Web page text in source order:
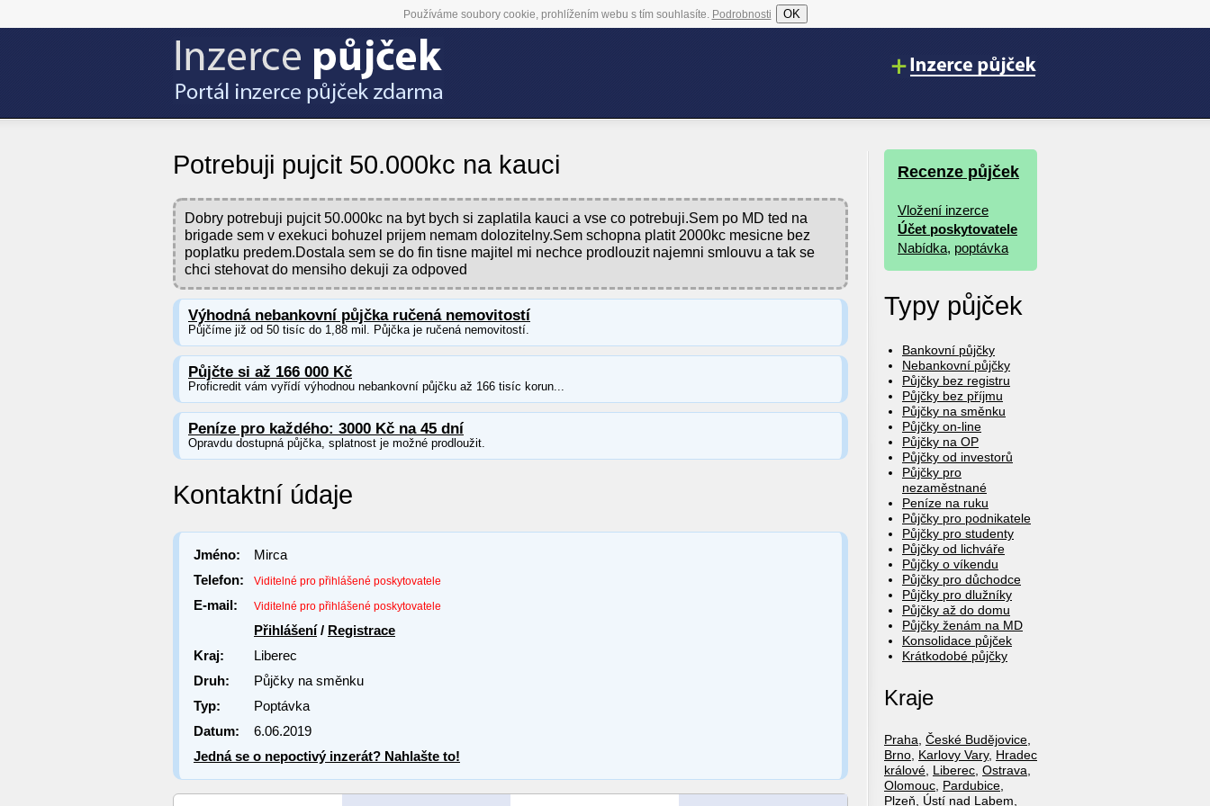
Používáme soubory cookie, prohlížením webu s tím souhlasíte. Podrobnosti OK
Potrebuji pujcit 50.000kc na kauci
Dobry potrebuji pujcit 50.000kc na byt bych si zaplatila kauci a vse co potrebuji.Sem po MD ted na
brigade sem v exekuci bohuzel prijem nemam dolozitelny.Sem schopna platit 2000kc mesicne bez
poplatku predem.Dostala sem se do fin tisne majitel mi nechce prodlouzit najemni smlouvu a tak se
chci stehovat do mensiho dekuji za odpoved
Výhodná nebankovní půjčka ručená nemovitostí
Půjčíme již od 50 tisíc do 1,88 mil. Půjčka je ručená nemovitostí.
Půjčte si až 166 000 Kč
Proficredit vám vyřídí výhodnou nebankovní půjčku až 166 tisíc korun...
Peníze pro každého: 3000 Kč na 45 dní
Opravdu dostupná půjčka, splatnost je možné prodloužit.
Kontaktní údaje
Jméno:
Mirca
Telefon:
Viditelné pro přihlášené poskytovatele
E-mail: Viditelné pro přihlášené poskytovatele
Přihlášení/ Registrace
Kraj:
Liberec
Druh:
Půjčky na směnku
Typ:
Poptávka
Datum:
6.06.2019
Jedná se o nepoctivý inzerát? Nahlašte to!
Recenze půjček
Vložení inzerce
Účet poskytovatele
Nabídka, poptávka
Typy půjček
Bankovní půjčky
Nebankovní půjčky
Půjčky bez registru
Půjčky bez příjmu
Půjčky na směnku
Půjčky on-line
Půjčky na OP
Půjčky od investorů
Půjčky pro
nezaměstnané
Peníze na ruku
Půjčky pro podnikatele
Půjčky pro studenty
Půjčky od lichváře
Půjčky o víkendu
Půjčky pro důchodce
Půjčky pro dlužníky
Půjčky až do domu
Půjčky ženám na MD
Konsolidace půjček
Krátkodobé půjčky
Kraje
Praha, České Budějovice,
Brno, Karlovy Vary, Hradec
králové, Liberec, Ostrava,
Olomouc, Pardubice,
Plzeň, Ústí nad Labem,